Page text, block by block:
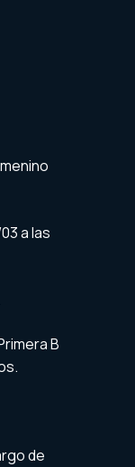
a las
B
de